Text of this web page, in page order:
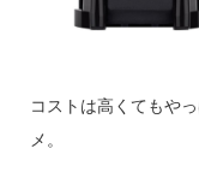
コストは高くてもや
メ。